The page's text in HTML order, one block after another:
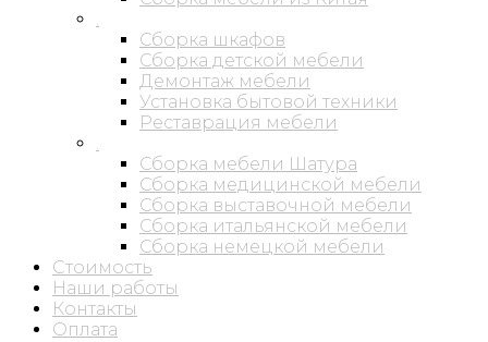
.
Сборка шкафов
Сборка детской мебели
Демонтаж мебели
Установка бытовой техники
Реставрация мебели
.
Сборка мебели Шатура
Сборка медицинской мебели
Сборка выставочной мебели
Сборка итальянской мебели
Сборка немецкой мебели
Стоимость
Наши работы
Контакты
Оплата